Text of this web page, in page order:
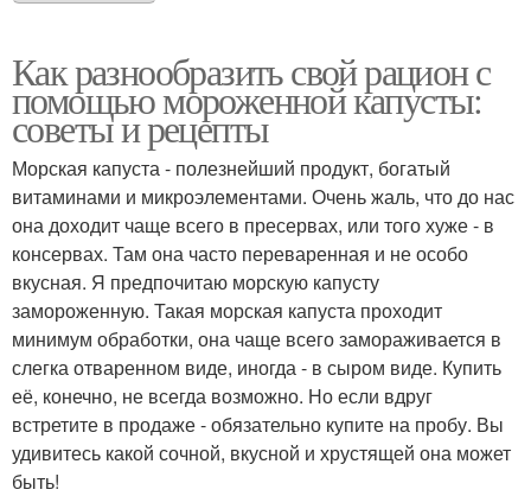
Как разнообразить свой рацион с
помощью мороженной капусты:
советы и рецепты
Морская капуста - полезнейший продукт, богатый
витаминами и микроэлементами. Очень жаль, что до нас
она доходит чаще всего в пресервах, или того хуже - в
консервах. Там она часто переваренная и не особо
вкусная. Я предпочитаю морскую капусту
замороженную. Такая морская капуста проходит
минимум обработки, она чаще всего замораживается в
слегка отваренном виде, иногда - в сыром виде. Купить
её, конечно, не всегда возможно. Но если вдруг
встретите в продаже - обязательно купите на пробу. Вы
удивитесь какой сочной, вкусной и хрустящей она может
быть!